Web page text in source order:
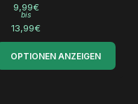
9,99€
bis
13,99€
OPTIONEN ANZEIGEN